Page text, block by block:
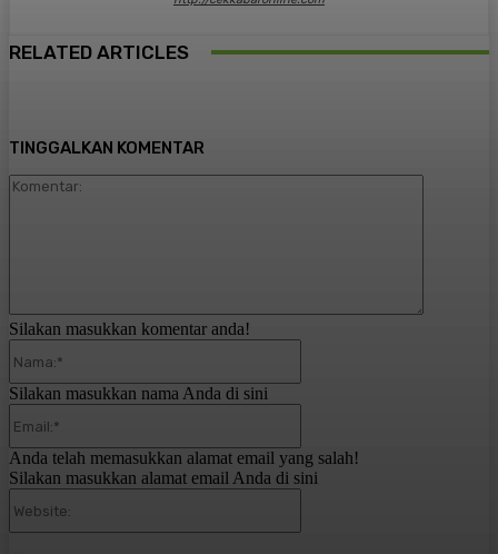
RELATED ARTICLES
TINGGALKAN KOMENTAR
Silakan masukkan komentar anda!
Silakan masukkan nama Anda di sini
Anda telah memasukkan alamat email yang salah!
Silakan masukkan alamat email Anda di sini